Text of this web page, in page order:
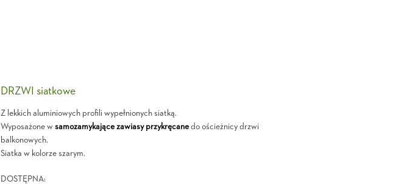
DRZWI siatkowe
Z lekkich aluminiowych profili wypełnionych siatką.
Wyposażone wsamozamykające zawiasy przykręcane do ościeżnicy drzwi
balkonowych.
Siatka w kolorze szarym.
DOSTĘPNA: